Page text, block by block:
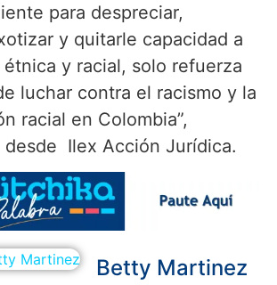
para despreciar,
y quitarle capacidad a
y racial, solo refuerza
luchar contra el racismo y la
racial en Colombia”,
desde Ilex Acción Jurídica.
Betty Martinez